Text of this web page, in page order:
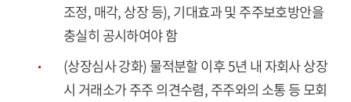
조정, 매각, 상장 등), 기대효과 및 주주보호방안을
충실히 공시하여야 함
(상장심사 강화) 물적분할 이후 5년 내 자회사 상장
시 거래소가 주주 의견수렴, 주주와의 소통 등 모회